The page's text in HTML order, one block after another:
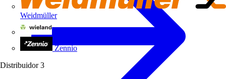
Weidmüller
Zennio
Distribuidor 3